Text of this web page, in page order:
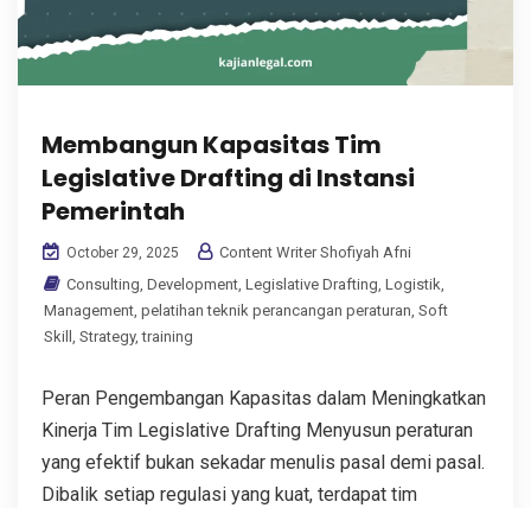
Membangun Kapasitas Tim
Legislative Drafting di Instansi
Pemerintah
October 29, 2025
Content Writer Shofiyah Afni
Consulting, Development, Legislative Drafting, Logistik,
Management, pelatihan teknik perancangan peraturan, Soft
Skill , Strategy,training
Peran Pengembangan Kapasitas dalam Meningkatkan
Kinerja Tim Legislative Drafting Menyusun peraturan
yang efektif bukan sekadar menulis pasal demi pasal.
Dibalik setiap regulasi yang kuat, terdapat tim